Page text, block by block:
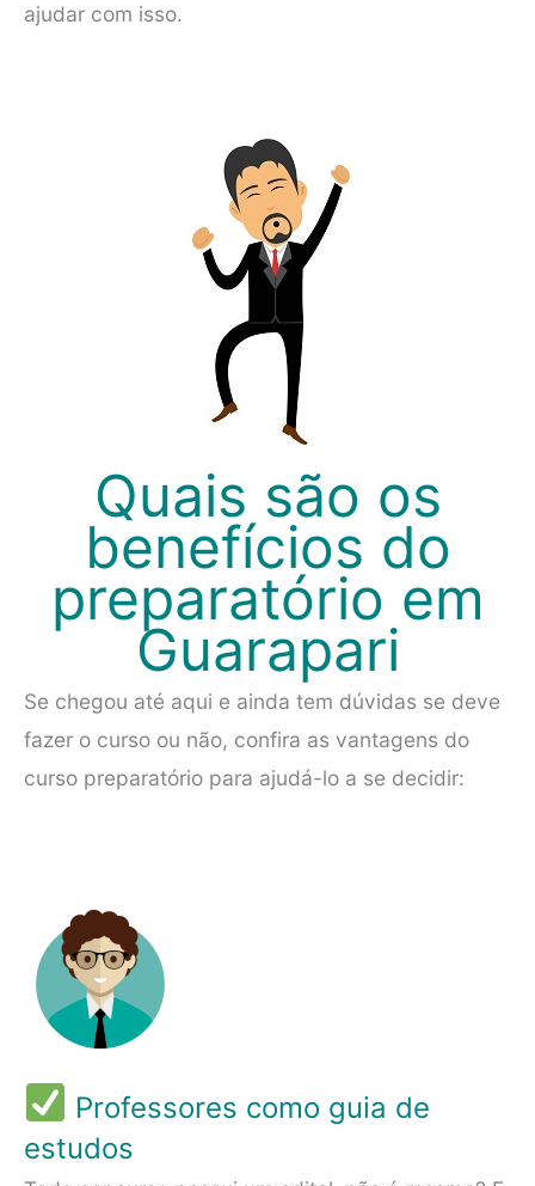
ajudar com isso.
Quais são os
benefícios do
preparatório em
Guarapari
Se chegou até aqui e ainda tem dúvidas se deve
fazer o curso ou não, confira as vantagens do
curso preparatório para ajudá-lo a se decidir:
Professores como guia de
estudos